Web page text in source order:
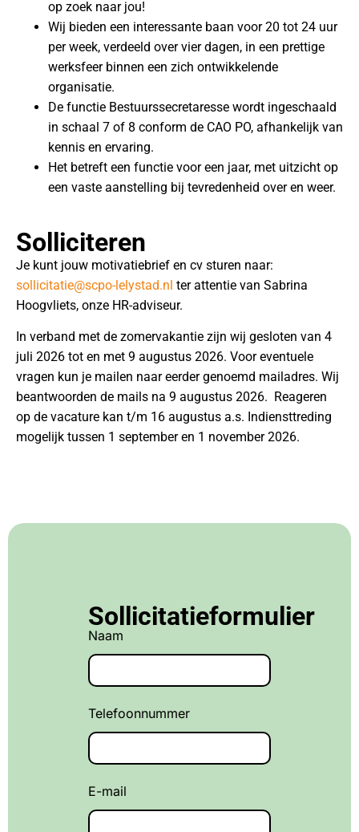
op zoek naar jou!
Wij bieden een interessante baan voor 20 tot 24 uur
per week, verdeeld over vier dagen, in een prettige
werksfeer binnen een zich ontwikkelende
organisatie.
De functie Bestuurssecretaresse wordt ingeschaald
in schaal 7 of 8 conform de CAO PO, afhankelijk van
kennis en ervaring.
Het betreft een functie voor een jaar, met uitzicht op
een vaste aanstelling bij tevredenheid over en weer.
Solliciteren
Je kunt jouw motivatiebrief en cv sturen naar:
sollicitatie@scpo-lelystad.nl ter attentie van Sabrina
Hoogvliets, onze HR-adviseur.
In verband met de zomervakantie zijn wij gesloten van 4
juli 2026 tot en met 9 augustus 2026. Voor eventuele
vragen kun je mailen naar eerder genoemd mailadres. Wij
beantwoorden de mails na 9 augustus 2026. Reageren
op de vacature kan t/m 16 augustus a.s. Indiensttreding
mogelijk tussen 1 september en 1 november 2026.
Sollicitatieformulier
Naam
Telefoonnummer
E-mail